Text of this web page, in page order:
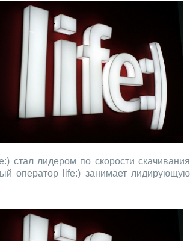
стал лидером по скорости скачивания
оператор life:) занимает лидирующую